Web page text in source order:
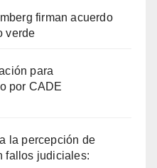
firman acuerdo
verde
para
por CADE
la percepción de
fallos judiciales: